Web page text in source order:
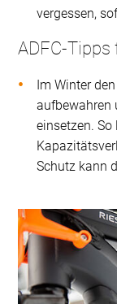
vergessen,
ADFC-Tipps
Im Winter den
aufbewahren
einsetzen.
Schutz kann